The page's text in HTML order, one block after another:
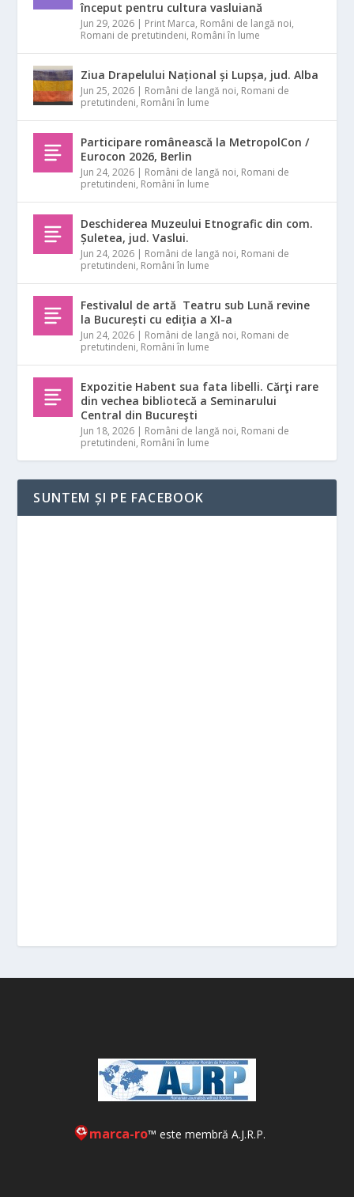
început pentru cultura vasluiană
Jun 29, 2026 | Print Marca, Români de langă noi,
Romani de pretutindeni, Români în lume
Ziua Drapelului Național și Lupșa, jud. Alba
Jun 25, 2026 | Români de langă noi, Romani de
pretutindeni, Români în lume
Participare românească la MetropolCon /
Eurocon 2026, Berlin
Jun 24, 2026 | Români de langă noi, Romani de
pretutindeni, Români în lume
Deschiderea Muzeului Etnografic din com.
Șuletea, jud. Vaslui.
Jun 24, 2026 | Români de langă noi, Romani de
pretutindeni, Români în lume
Festivalul de artă Teatru sub Lună revine
la București cu ediția a XI-a
Jun 24, 2026 | Români de langă noi, Romani de
pretutindeni, Români în lume
Expozitie Habent sua fata libelli. Cărţi rare
din vechea bibliotecă a Seminarului
Central din Bucureşti
Jun 18, 2026 | Români de langă noi, Romani de
pretutindeni, Români în lume
SUNTEM ȘI PE FACEBOOK
marca-ro™ este membră A.J.R.P.